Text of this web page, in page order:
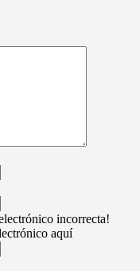
incorrecta!
aquí